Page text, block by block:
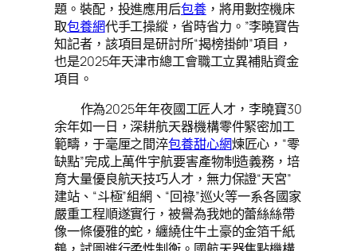
題。裝配，投進應用后包養，將用數控機床
取包養網代手工操縱，省時省力。”李曉寶告
知記者，該項目是研討所“揭榜掛帥”項目，
也是2025年天津市總工會職工立異補貼資金
項目。
作為2025年年夜國工匠人才，李曉寶30
余年如一日，深耕航天器機構零件緊密加工
範疇，于毫厘之間淬包養甜心網煉匠心，“零
缺點”完成上萬件宇航要害產物制造義務，培
育大量優良航天技巧人才，無力保證“天宮”
建站、“斗極”組網、“回祿”巡火等一系各國家
嚴重工程順遂實行，被譽為我她的蕾絲絲帶
像一條優雅的蛇，纏繞住牛土豪的金箔千紙